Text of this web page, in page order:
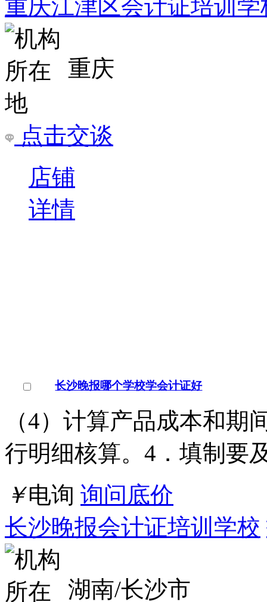
点击交谈
店铺
长沙晚报哪个学校学会计证好
（4）计算产品成本和
湖南/长沙市
点击交谈
店铺
详情